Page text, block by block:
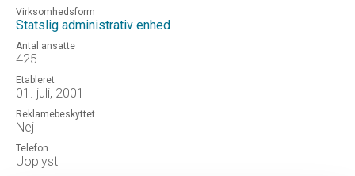
Virksomhedsform
Statslig administrativ enhed
Antal ansatte
425
Etableret
01. juli, 2001
Reklamebeskyttet
Nej
Telefon
Uoplyst